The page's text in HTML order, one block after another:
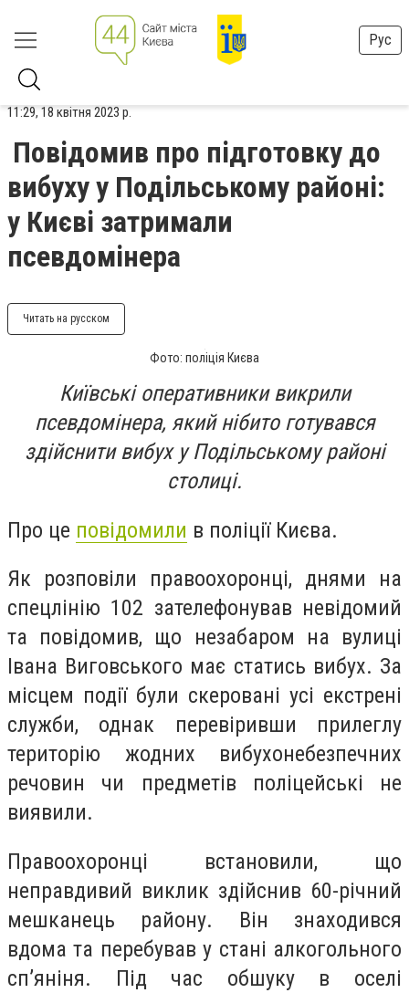
Рус
11:29, 18 квітня 2023 р.
Повідомив про підготовку до
вибуху у Подільському районі:
у Києві затримали
псевдомінера
Читать на русском
Фото: поліція Києва
Київські оперативники викрили
псевдомінера, який нібито готувався
здійснити вибух у Подільському районі
столиці.
Про це повідомили в поліції Києва.
Як розповіли правоохоронці, днями на
спецлінію 102 зателефонував невідомий
та повідомив, що незабаром на вулиці
Івана Виговського має статись вибух. За
місцем події були скеровані усі екстрені
служби, однак перевіривши прилеглу
територію жодних вибухонебезпечних
речовин чи предметів поліцейські не
виявили.
Правоохоронці встановили, що
неправдивий виклик здійснив 60-річний
мешканець району. Він знаходився
вдома та перебував у стані алкогольного
сп’яніня. Під час обшуку в оселі